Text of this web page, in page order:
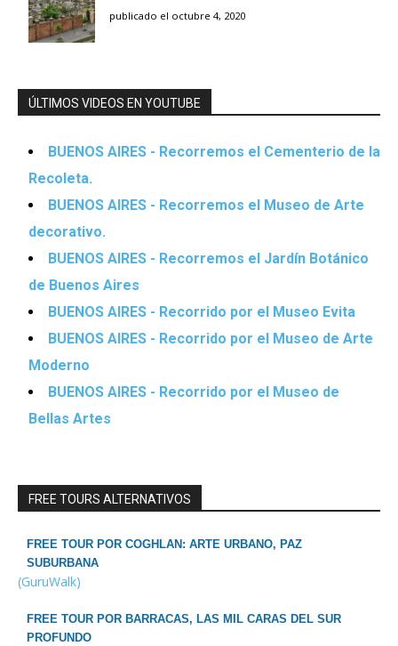
publicado el octubre 4, 2020
ÚLTIMOS VIDEOS EN YOUTUBE
BUENOS AIRES - Recorremos el Cementerio de la
Recoleta.
BUENOS AIRES - Recorremos el Museo de Arte
decorativo.
BUENOS AIRES - Recorremos el Jardín Botánico
de Buenos Aires
BUENOS AIRES - Recorrido por el Museo Evita
BUENOS AIRES - Recorrido por el Museo de Arte
Moderno
BUENOS AIRES - Recorrido por el Museo de
Bellas Artes
FREE TOURS ALTERNATIVOS
FREE TOUR POR COGHLAN: ARTE URBANO, PAZ
SUBURBANA
(GuruWalk)
FREE TOUR POR BARRACAS, LAS MIL CARAS DEL SUR
PROFUNDO